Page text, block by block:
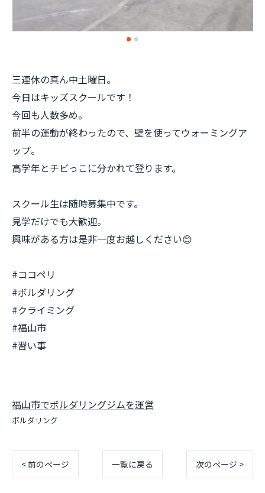
三連休の真ん中土曜日。
今日はキッズスクールです！
今回も人数多め。
前半の運動が終わったので、壁を使ってウォーミングア
ップ。
高学年とチビっこに分かれて登ります。
スクール生は随時募集中です。
見学だけでも大歓迎。
興味がある方は是非一度お越しください😊
#ココペリ
#ボルダリング
#クライミング
#福山市
#習い事
福山市でボルダリングジムを運営
ボルダリング
< 前のページ 一覧に戻る 次のページ >